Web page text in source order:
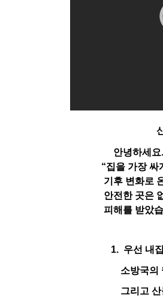
산불 고
안녕하세요.
“집을 가장 싸
기후 변화로
안전한 곳은 없
피해를 받았습
1. 우선 내
소방국의
그리고